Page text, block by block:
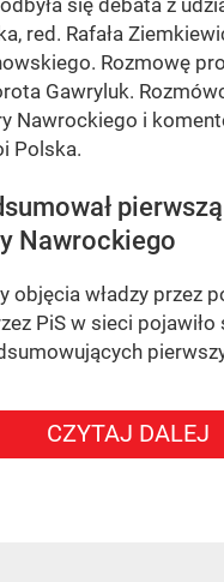
red. Rafała
Rozmowę
Gawryluk.
Nawrockiego i
Polska.
Nawrockiego
objęcia władzy przez
PiS w sieci pojawiło
CZYTAJ DALEJ